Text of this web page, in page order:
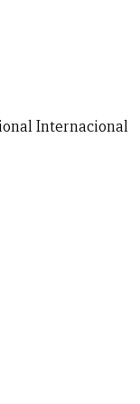
Internacional